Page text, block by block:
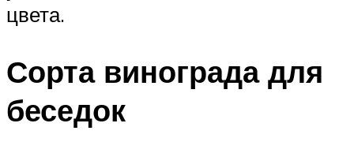
цвета.
Сорта винограда для
беседок